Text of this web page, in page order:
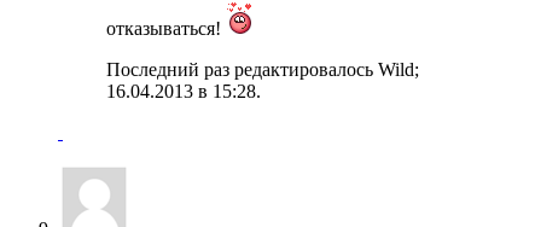
отказываться!
Последний раз редактировалось Wild;
16.04.2013 в 15:28.